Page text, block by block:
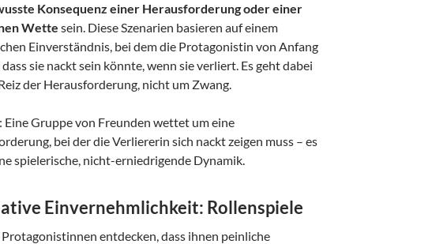
Konsequenz einer Herausforderung oder einer
Wette sein. Diese Szenarien basieren auf einem
Einverständnis, bei dem die Protagonistin von Anfang
sie nackt sein könnte, wenn sie verliert. Es geht dabei
der Herausforderung, nicht um Zwang.
: Eine Gruppe von Freunden wettet um eine
bei der die Verliererin sich nackt zeigen muss – es
spielerische, nicht-erniedrigende Dynamik.
Einvernehmlichkeit: Rollenspiele
entdecken, dass ihnen peinliche